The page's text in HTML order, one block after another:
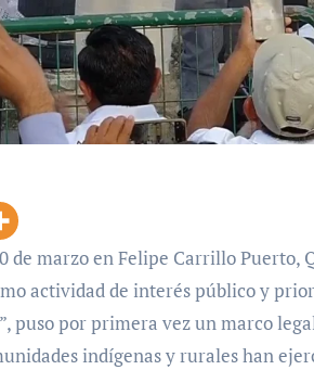
actividad de interés público y
puso por primera vez un marco
indígenas y rurales han